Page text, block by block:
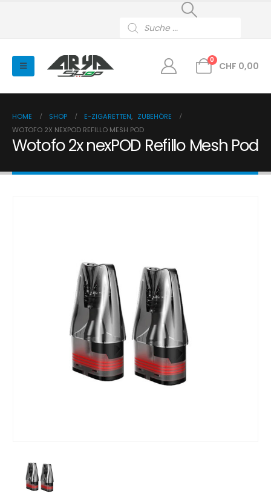
search
0
CHF 0,00
HOME SHOP E-ZIGARETTEN, ZUBEHÖRE
WOTOFO 2X NEXPOD REFILLO MESH POD
Wotofo 2x nexPOD Refillo Mesh Pod